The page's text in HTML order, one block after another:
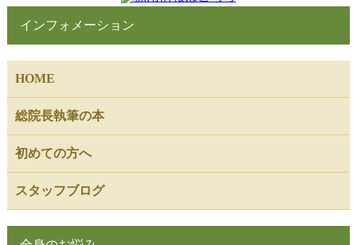
インフォメーション
HOME
総院長執筆の本
初めての方へ
スタッフブログ